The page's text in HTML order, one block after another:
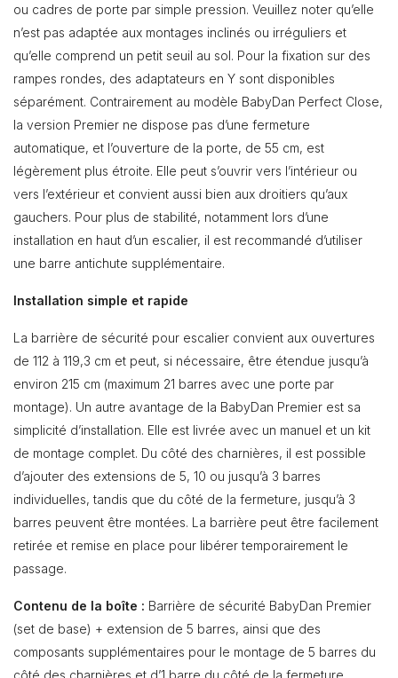
ou cadres de porte par simple pression. Veuillez noter qu’elle
n’est pas adaptée aux montages inclinés ou irréguliers et
qu’elle comprend un petit seuil au sol. Pour la fixation sur des
rampes rondes, des adaptateurs en Y sont disponibles
séparément. Contrairement au modèle BabyDan Perfect Close,
la version Premier ne dispose pas d’une fermeture
automatique, et l’ouverture de la porte, de 55 cm, est
légèrement plus étroite. Elle peut s’ouvrir vers l’intérieur ou
vers l’extérieur et convient aussi bien aux droitiers qu’aux
gauchers. Pour plus de stabilité, notamment lors d’une
installation en haut d’un escalier, il est recommandé d’utiliser
une barre antichute supplémentaire.
Installation simple et rapide
La barrière de sécurité pour escalier convient aux ouvertures
de 112 à 119,3 cm et peut, si nécessaire, être étendue jusqu’à
environ 215 cm (maximum 21 barres avec une porte par
montage). Un autre avantage de la BabyDan Premier est sa
simplicité d’installation. Elle est livrée avec un manuel et un kit
de montage complet. Du côté des charnières, il est possible
d’ajouter des extensions de 5, 10 ou jusqu’à 3 barres
individuelles, tandis que du côté de la fermeture, jusqu’à 3
barres peuvent être montées. La barrière peut être facilement
retirée et remise en place pour libérer temporairement le
passage.
Contenu de la boîte : Barrière de sécurité BabyDan Premier
(set de base) + extension de 5 barres, ainsi que des
composants supplémentaires pour le montage de 5 barres du
côté des charnières et d’1 barre du côté de la fermeture.